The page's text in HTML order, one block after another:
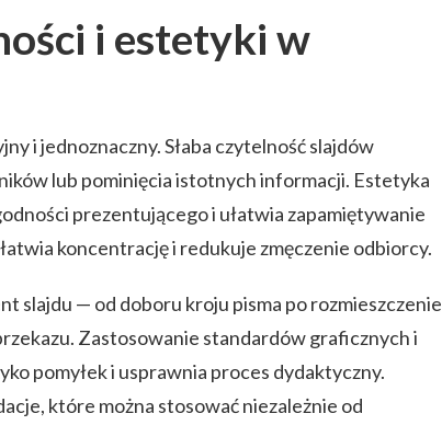
i estetyki w
i jednoznaczny. Słaba czytelność slajdów
lub pominięcia istotnych informacji. Estetyka
prezentującego i ułatwia zapamiętywanie
koncentrację i redukuje zmęczenie odbiorcy.
slajdu — od doboru kroju pisma po rozmieszczenie
Zastosowanie standardów graficznych i
pomyłek i usprawnia proces dydaktyczny.
które można stosować niezależnie od